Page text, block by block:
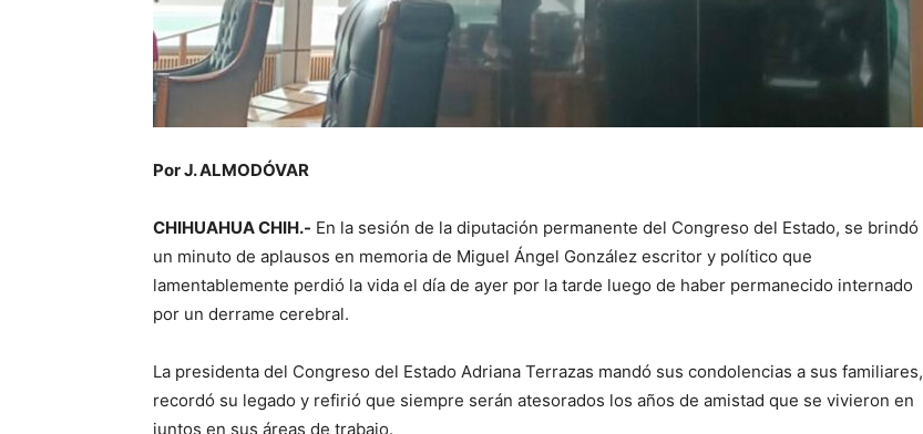
Por J. ALMODÓVAR
CHIHUAHUA CHIH.- En la sesión de la diputación permanente del Congreso del Estado, se brindó
un minuto de aplausos en memoria de Miguel Ángel González escritor y político que
lamentablemente perdió la vida el día de ayer por la tarde luego de haber permanecido internado
por un derrame cerebral.
La presidenta del Congreso del Estado Adriana Terrazas mandó sus condolencias a sus familiares,
recordó su legado y refirió que siempre serán atesorados los años de amistad que se vivieron en
juntos en sus áreas de trabajo.